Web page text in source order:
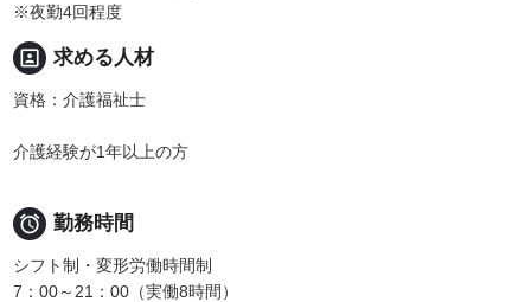
※夜勤4回程度
portrait 求める人材
資格：介護福祉士
介護経験が1年以上の方
 勤務時間
シフト制・変形労働時間制
7：00～21：00（実働8時間）